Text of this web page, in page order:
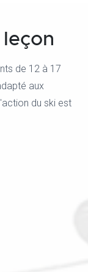
de 12 à 17
aux
du ski est